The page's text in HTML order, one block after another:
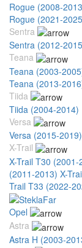
Rogue (2008-
Rogue (2021-
Sentra
Sentra (2012-
Teana
Teana (2003-
Teana (2013-
Tiida
Tiida (2004-2014)
Versa
Versa (2015-2019)
X-Trail
X-Trail T30 (2001-
(2011-2013) X-
Trail T33 (2022-
Opel
Astra
Astra H (2003-